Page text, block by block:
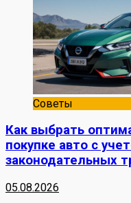
Советы
Как выбрать
покупке авто с
законодательных
05.08.2026